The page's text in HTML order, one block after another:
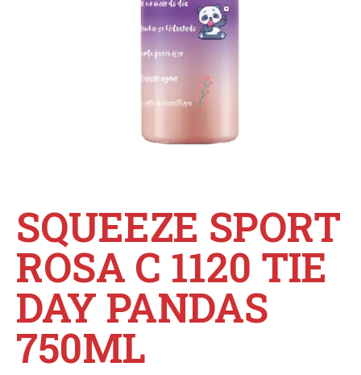
SQUEEZE SPORT
ROSA C 1120 TIE
DAY PANDAS
750ML